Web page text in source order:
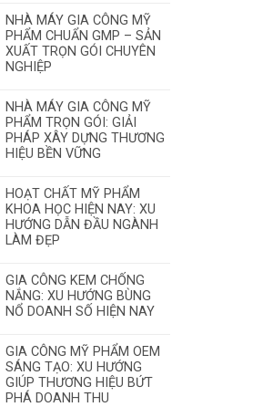
NHÀ MÁY GIA CÔNG MỸ
PHẨM CHUẨN GMP – SẢN
XUẤT TRỌN GÓI CHUYÊN
NGHIỆP
NHÀ MÁY GIA CÔNG MỸ
PHẨM TRỌN GÓI: GIẢI
PHÁP XÂY DỰNG THƯƠNG
HIỆU BỀN VỮNG
HOẠT CHẤT MỸ PHẨM
KHOA HỌC HIỆN NAY: XU
HƯỚNG DẪN ĐẦU NGÀNH
LÀM ĐẸP
GIA CÔNG KEM CHỐNG
NẮNG: XU HƯỚNG BÙNG
NỔ DOANH SỐ HIỆN NAY
GIA CÔNG MỸ PHẨM OEM
SÁNG TẠO: XU HƯỚNG
GIÚP THƯƠNG HIỆU BỨT
PHÁ DOANH THU